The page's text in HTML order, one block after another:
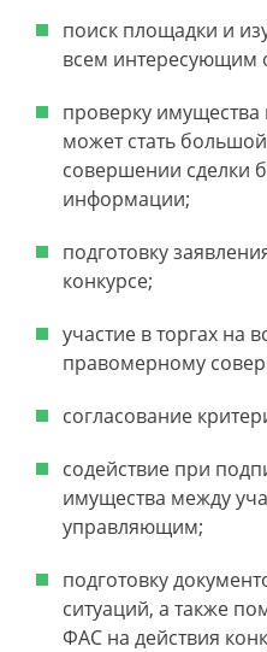
поиск площадки и
всем интересующим
проверку
может стать
совершении сделки
информации;
подготовку
конкурсе;
участие в торгах на
правомерному
согласование
содействие при
имущества между
управляющим;
подготовку
ситуаций, а также
ФАС на действия